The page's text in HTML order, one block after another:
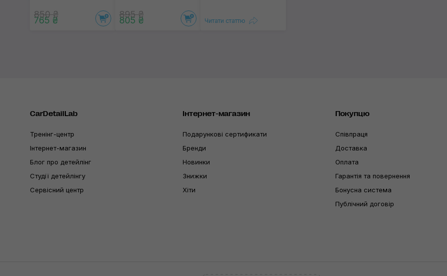
SGCB
850 ₴
765 ₴
895 ₴
805 ₴ Читати статтю
CarDetailLab
Тренінг-центр
Інтернет-магазин
Блог про детейлінг
Студії детейлінгу
Сервісний центр
Інтернет-магазин
Подарункові сертификати
Бренди
Новинки
Знижки
Хіти
Покупцю
Співпраця
Доставка
Оплата
Гарантія та повернення
Бонусна система
Публічний договір